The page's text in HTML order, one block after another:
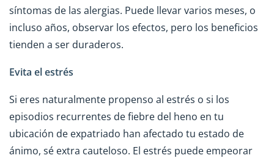
síntomas de las alergias. Puede llevar varios meses, o
incluso años, observar los efectos, pero los beneficios
tienden a ser duraderos.
Evita el estrés
Si eres naturalmente propenso al estrés o si los
episodios recurrentes de fiebre del heno en tu
ubicación de expatriado han afectado tu estado de
ánimo, sé extra cauteloso. El estrés puede empeorar